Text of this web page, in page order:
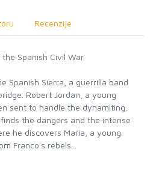
Recenzije
Spanish Civil War
Spanish Sierra, a guerrilla band
Robert Jordan, a young
sent to handle the dynamiting.
the dangers and the intense
he discovers Maria, a young
Franco`s rebels...